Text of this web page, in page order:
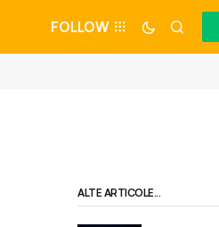
FOLLOW
ALTE ARTICOLE...